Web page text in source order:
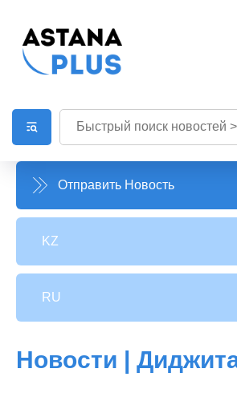
Отправить Новость
KZ
RU
Новости |